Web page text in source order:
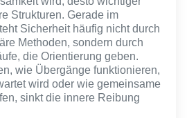
online schneller unangenehm
diese kurzen ruhigen
dafür, dass Gedanken
und nicht nur konsumiert
Strukturen. Gerade im
Sicherheit häufig nicht durch
Methoden, sondern durch
die Orientierung geben.
wie Übergänge funktionieren,
wird oder wie gemeinsame
sinkt die innere Reibung